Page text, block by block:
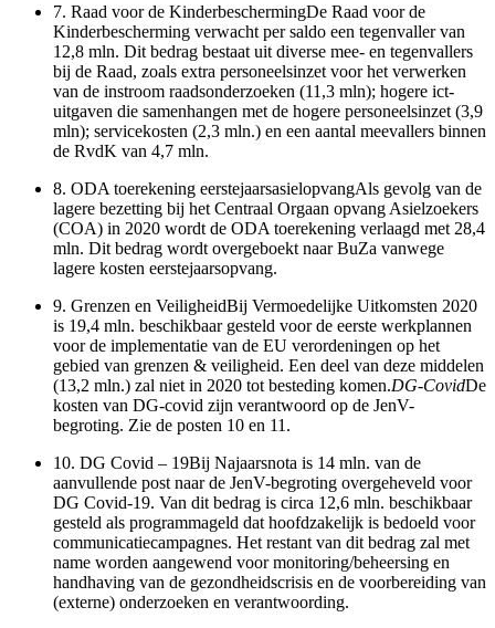
7. Raad voor de KinderbeschermingDe Raad voor de
Kinderbescherming verwacht per saldo een tegenvaller van
12,8 mln. Dit bedrag bestaat uit diverse mee- en tegenvallers
bij de Raad, zoals extra personeelsinzet voor het verwerken
van de instroom raadsonderzoeken (11,3 mln); hogere ict-
uitgaven die samenhangen met de hogere personeelsinzet (3,9
mln); servicekosten (2,3 mln.) en een aantal meevallers binnen
de RvdK van 4,7 mln.
8. ODA toerekening eerstejaarsasielopvangAls gevolg van de
lagere bezetting bij het Centraal Orgaan opvang Asielzoekers
(COA) in 2020 wordt de ODA toerekening verlaagd met 28,4
mln. Dit bedrag wordt overgeboekt naar BuZa vanwege
lagere kosten eerstejaarsopvang.
9. Grenzen en VeiligheidBij Vermoedelijke Uitkomsten 2020
is 19,4 mln. beschikbaar gesteld voor de eerste werkplannen
voor de implementatie van de EU verordeningen op het
gebied van grenzen & veiligheid. Een deel van deze middelen
(13,2 mln.) zal niet in 2020 tot besteding komen.DG-CovidDe
kosten van DG-covid zijn verantwoord op de JenV-
begroting. Zie de posten 10 en 11.
10. DG Covid ‒ 19Bij Najaarsnota is 14 mln. van de
aanvullende post naar de JenV-begroting overgeheveld voor
DG Covid-19. Van dit bedrag is circa 12,6 mln. beschikbaar
gesteld als programmageld dat hoofdzakelijk is bedoeld voor
communicatiecampagnes. Het restant van dit bedrag zal met
name worden aangewend voor monitoring/beheersing en
handhaving van de gezondheidscrisis en de voorbereiding van
(externe) onderzoeken en verantwoording.